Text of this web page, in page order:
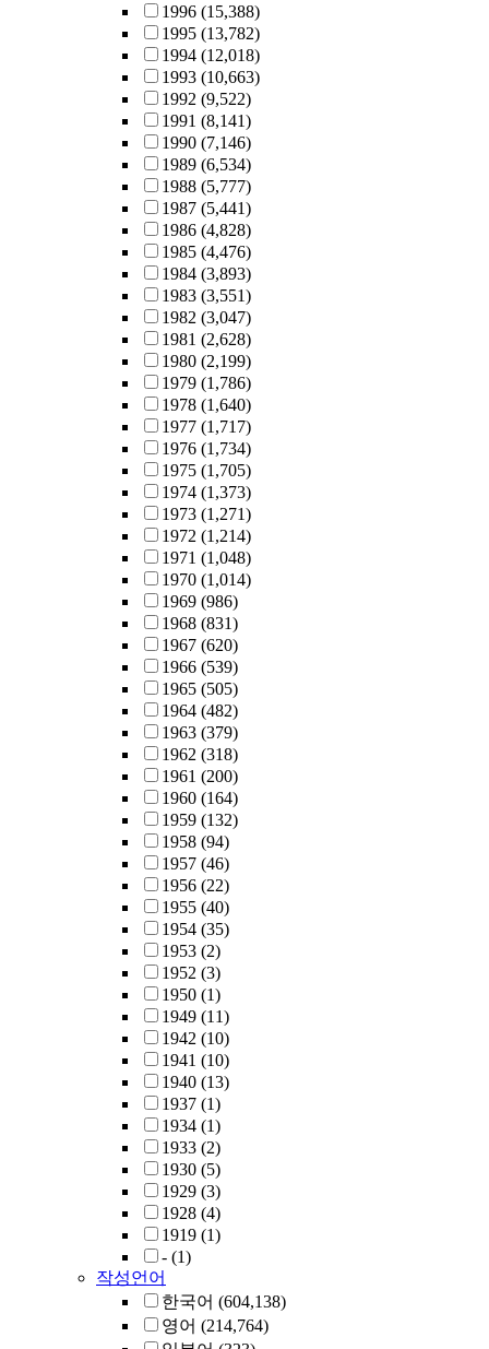
1996 (15,388)
1995 (13,782)
1994 (12,018)
1993 (10,663)
1992 (9,522)
1991 (8,141)
1990 (7,146)
1989 (6,534)
1988 (5,777)
1987 (5,441)
1986 (4,828)
1985 (4,476)
1984 (3,893)
1983 (3,551)
1982 (3,047)
1981 (2,628)
1980 (2,199)
1979 (1,786)
1978 (1,640)
1977 (1,717)
1976 (1,734)
1975 (1,705)
1974 (1,373)
1973 (1,271)
1972 (1,214)
1971 (1,048)
1970 (1,014)
1969 (986)
1968 (831)
1967 (620)
1966 (539)
1965 (505)
1964 (482)
1963 (379)
1962 (318)
1961 (200)
1960 (164)
1959 (132)
1958 (94)
1957 (46)
1956 (22)
1955 (40)
1954 (35)
1953 (2)
1952 (3)
1950 (1)
1949 (11)
1942 (10)
1941 (10)
1940 (13)
1937 (1)
1934 (1)
1933 (2)
1930 (5)
1929 (3)
1928 (4)
1919 (1)
- (1)
작성언어
한국어 (604,138)
영어 (214,764)